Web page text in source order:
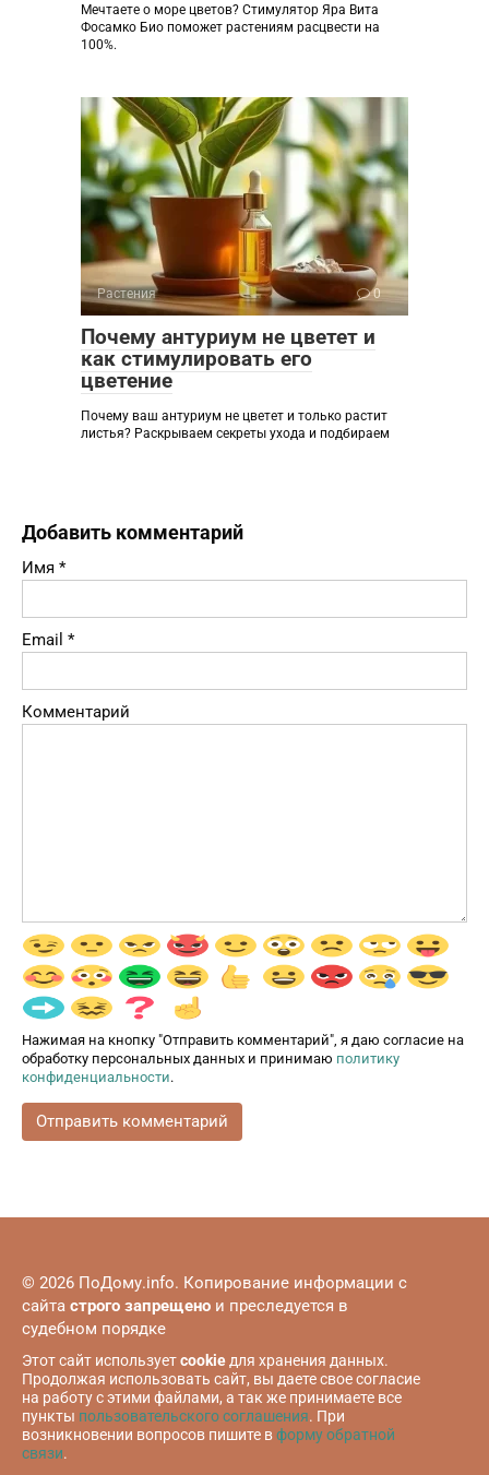
Мечтаете о море цветов? Стимулятор Яра Вита
Фосамко Био поможет растениям расцвести на
100%.
Растения 0
Почему антуриум не цветет и
как стимулировать его
цветение
Почему ваш антуриум не цветет и только растит
листья? Раскрываем секреты ухода и подбираем
Добавить комментарий
Имя *
Email *
Комментарий
Нажимая на кнопку "Отправить комментарий", я даю согласие на
обработку персональных данных и принимаю политику
конфиденциальности.
© 2026 ПоДому.info. Копирование информации с
сайта строго запрещено и преследуется в
судебном порядке
Этот сайт используетcookieдля хранения данных.
Продолжая использовать сайт, вы даете свое согласие
на работу с этими файлами, а так же принимаете все
пункты пользовательского соглашения. При
возникновении вопросов пишите вформу обратной
связи.